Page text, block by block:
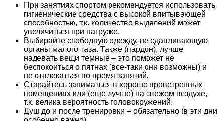
При занятиях спортом рекомендуется использовать
гигиенические средства с высокой впитывающей
способностью, т.к. количество выделений может
увеличиться при нагрузке.
Выбирайте свободную одежду, не сдавливающую
органы малого таза. Также (пардон), лучше
надевать вещи темные – это поможет не
беспокоиться о пятнах (все-таки они возможны) и
не отвлекаться во время занятий.
Старайтесь заниматься в хорошо проветренных
помещениях или (еще лучше) на свежем воздухе,
т.к. велика вероятность головокружений.
Душ до и после тренировки – обязательно (в эти дни